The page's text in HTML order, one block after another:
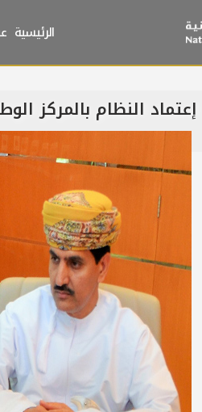
الرئيسية
إعتماد النظام بالمركز